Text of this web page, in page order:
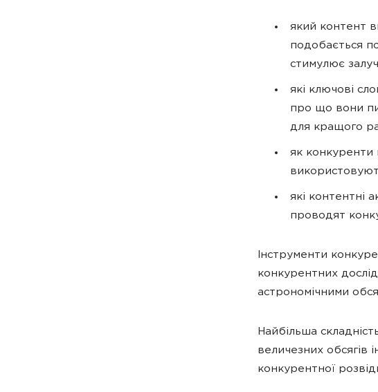
який контент
подобається
стимулює
які ключові
про що вони
для кращого
як конкуренти
які контентні
проводят
Інструменти
конкурентних
астрономічними
Найбільша
величезних обсягів
конкурентної